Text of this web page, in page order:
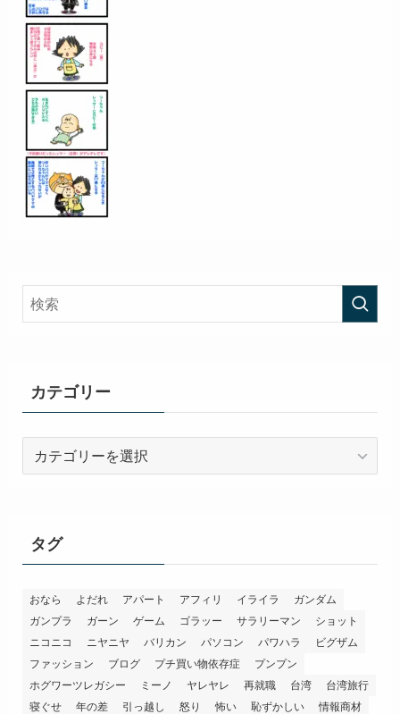
カテゴリー
タグ
おなら よだれ アパート アフィリ イライラ
ガンダム
ガンプラ
ガーン ゲーム ゴラッー サラリーマン
ショット
ニコニコ
ニヤニヤ バリカン パソコン パワハラ
ビグザム
ファッション
ブログ プチ買い物依存症
プンプン
ホグワーツレガシー
ミーノ ヤレヤレ 再就職 台湾
台湾旅行
寝ぐせ
年の差 引っ越し 怒り 怖い 恥ずかしい
情報商材